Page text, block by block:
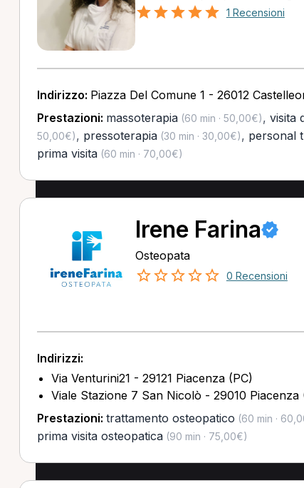
1 Recensioni
Indirizzo: Piazza Del Comune 1 - 26012
Prestazioni: massoterapia(60 min · 50,00€), visita
50,00€), pressoterapia(30 min · 30,00€), personal
prima visita(60 min · 70,00€)
Irene Farina
Osteopata
0 Recensioni
Indirizzi:
Via Venturini21 - 29121 Piacenza (PC)
Viale Stazione 7 San Nicolò - 29010 Piacenza
Prestazioni: trattamento osteopatico (60 min ·
prima visita osteopatica(90 min · 75,00€)